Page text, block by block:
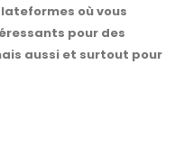
où vous
pour des
aussi et surtout pour